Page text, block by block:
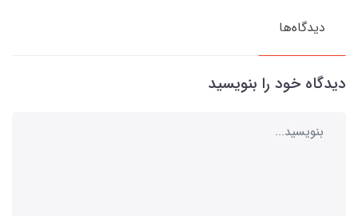
دیدگاه‌ها
دیدگاه خود را بنویسید